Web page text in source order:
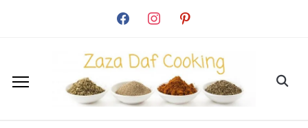
facebook instagrampinterest